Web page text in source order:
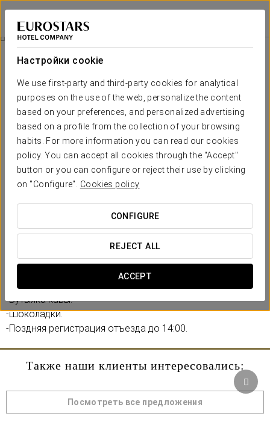
Настройки cookie
We use first-party and third-party cookies for analytical
purposes on the use of the web, personalize the content
based on your preferences, and personalized advertising
based on a profile from the collection of your browsing
habits. For more information you can read our cookies
policy. You can accept all cookies through the "Accept"
button or you can configure or reject their use by clicking
on "Configure". Cookies policy
CONFIGURE
REJECT ALL
ACCEPT
Eurostars Marivent
МАЛЬОРКА - ПАЛЬМА
Pомантический Опыт
35 €
Pомантический опыт
Наслаждайтесь романтикой островов, как никогда
раньше, и воспользуйтесь нашим романтическим
опытом.
Включает:
-Бутылка кавы.
-Шоколадки.
-Поздняя регистрация отъезда до 14:00.
Также наши клиенты интересовались:
Посмотреть все предложения